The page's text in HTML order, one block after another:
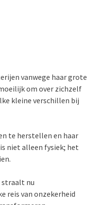
vanwege haar grote
om over zichzelf
kleine verschillen bij
te herstellen en haar
niet alleen fysiek; het
straalt nu
reis van onzekerheid